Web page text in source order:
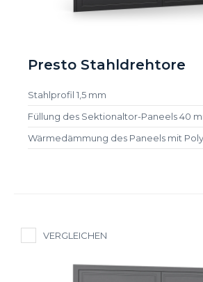
Presto Stahldrehtore
Stahlprofil 1,5 mm
Füllung des Sektionaltor-Paneels 40
Wärmedämmung des Paneels mit
VERGLEICHEN